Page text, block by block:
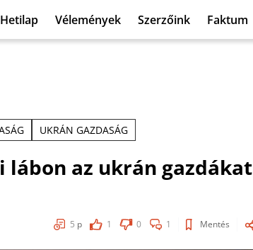
Hetilap Vélemények Szerzőink Faktum
UKRÁN GAZDASÁG
az ukrán gazdákat
5 p 1 0 1 Mentés